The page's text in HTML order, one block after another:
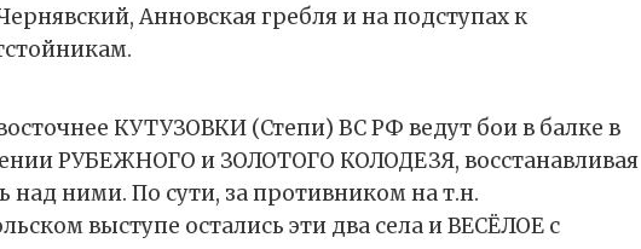
Анновская гребля и на подступах к
КУТУЗОВКИ (Степи) ВС РФ ведут бои в балке в
РУБЕЖНОГО и ЗОЛОТОГО КОЛОДЕЗЯ, восстанавливая
над ними. По сути, за противником на т.н.
выступе остались эти два села и ВЕСЁЛОЕ с